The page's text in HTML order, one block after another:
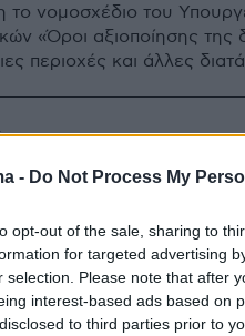
- Do Not Process My
opt-out of the sale, sharing to
for targeted advertising
selection. Please note that after
interest-based ads based on
to third parties prior to
νομοσχέδιο του
«Όροι αξιοποίησης της
περιοχές και άλλες
- Καγιαλή
ελληνικές αγωνιστικές
Αγώνα Άνδρου «Ιωάννης Β.